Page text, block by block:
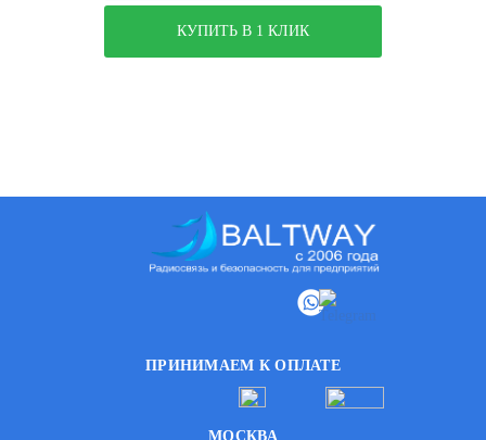
КУПИТЬ В 1 КЛИК
ПРИНИМАЕМ К ОПЛАТЕ
МОСКВА